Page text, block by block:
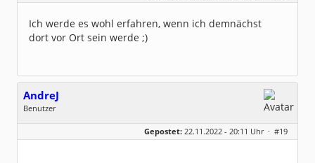
Homepage:
willuhn.de/
Dabei seit:
03 / 2005
Ich werde es wohl erfahren, wenn ich demnächst
dort vor Ort sein werde ;)
AndreJ
Benutzer
Geschlecht:
keine Angabe
Dabei seit:
10 / 2019
Gepostet: 22.11.2022 - 20:11 Uhr · #19